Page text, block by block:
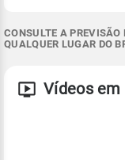
CONSULTE A PREVISÃO
QUALQUER LUGAR DO
Vídeos